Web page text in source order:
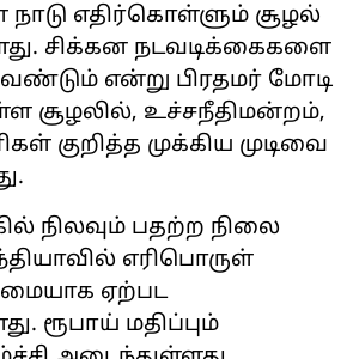
நாடு எதிர்கொள்ளும் சூழல்
சிக்கன நடவடிக்கைகளை
என்று பிரதமர் மோடி
சூழலில், உச்சநீதிமன்றம்,
குறித்த முக்கிய முடிவை
நிலவும் பதற்ற நிலை
எரிபொருள்
ஏற்பட
ரூபாய் மதிப்பும்